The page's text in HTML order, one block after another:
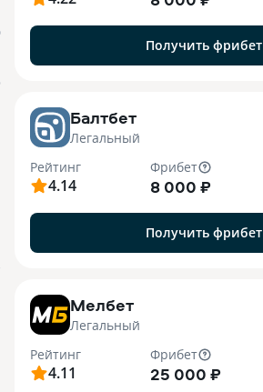
Получить фрибет
Балтбет
Легальный
Рейтинг
4.14
Фрибет
8 000 ₽
Получить фрибет
Мелбет
Легальный
Рейтинг
4.11
Фрибет
25 000 ₽